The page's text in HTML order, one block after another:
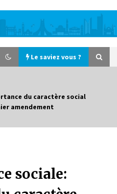
Le saviez vous ?
la circulation : 11 décès et 243
du caractère social
amendement
sociale: